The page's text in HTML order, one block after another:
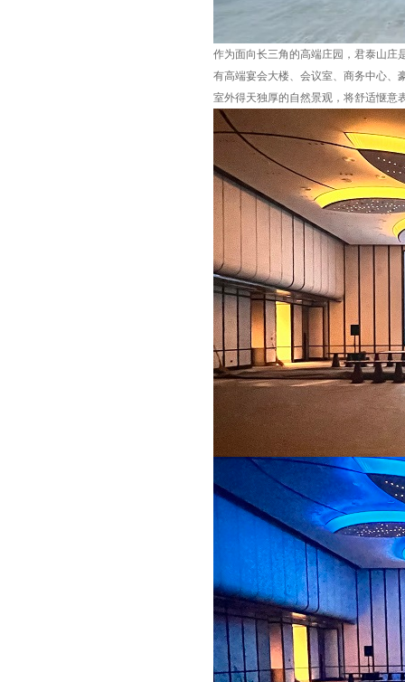
作为面向长三角的高端庄园，君泰山庄
有高端宴会大楼、会议室、商务中心、
室外得天独厚的自然景观，将舒适惬